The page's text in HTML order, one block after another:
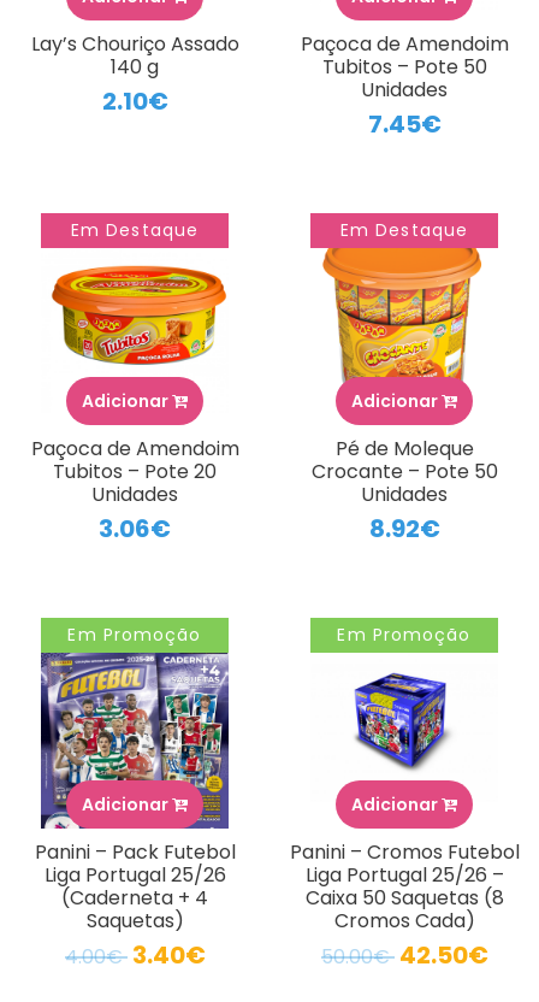
Lay’s Chouriço Assado
140 g
2.10€
Paçoca de Amendoim
Tubitos – Pote 50
Unidades
7.45€
Em Destaque
Adicionar
Paçoca de Amendoim
Tubitos – Pote 20
Unidades
3.06€
Em Destaque
Adicionar
Pé de Moleque
Crocante – Pote 50
Unidades
8.92€
Em Promoção
Adicionar
Panini – Pack Futebol
Liga Portugal 25/26
(Caderneta + 4
Saquetas)
4.00€ 3.40€
Em Promoção
Adicionar
Panini – Cromos Futebol
Liga Portugal 25/26 –
Caixa 50 Saquetas (8
Cromos Cada)
50.00€ 42.50€